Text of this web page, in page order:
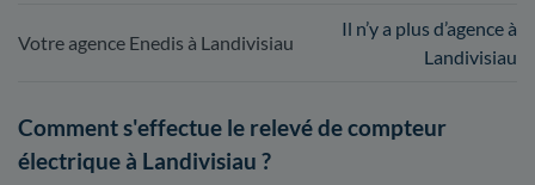
Votre agence Enedis à Landivisiau
Il n’y a plus d’agence à
Landivisiau
Comment s'effectue le relevé de compteur
électrique à Landivisiau ?